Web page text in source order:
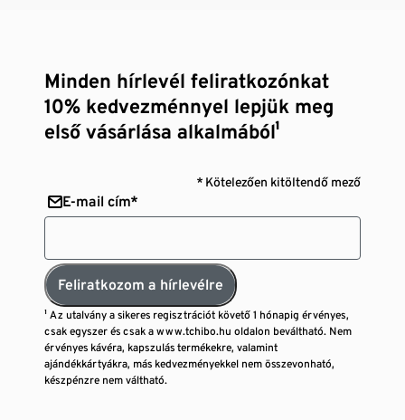
Minden hírlevél feliratkozónkat
10% kedvezménnyel lepjük meg
első vásárlása alkalmából¹
* Kötelezően kitöltendő mező
E-mail cím*
Feliratkozom a hírlevélre
¹ Az utalvány a sikeres regisztrációt követő 1 hónapig érvényes,
csak egyszer és csak a www.tchibo.hu oldalon beváltható. Nem
érvényes kávéra, kapszulás termékekre, valamint
ajándékkártyákra, más kedvezményekkel nem összevonható,
készpénzre nem váltható.